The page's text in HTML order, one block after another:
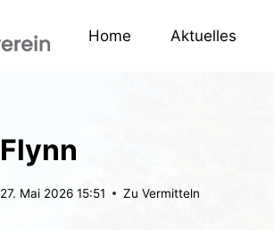
Home Aktuelles
Flynn
27. Mai 2026 15:51 Zu Vermitteln